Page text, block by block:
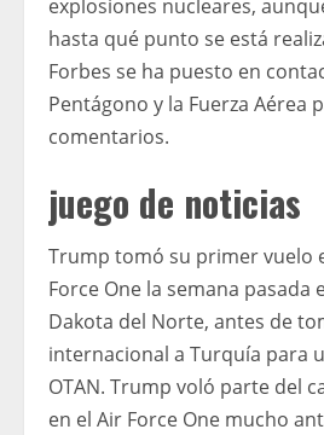
explosiones nucleares,
hasta qué punto se está
Forbes se ha puesto en
Pentágono y la Fuerza Aérea
comentarios.
juego de noticias
Trump tomó su primer vuelo
Force One la semana pasada
Dakota del Norte, antes de
internacional a Turquía para
OTAN. Trump voló parte del
en el Air Force One mucho